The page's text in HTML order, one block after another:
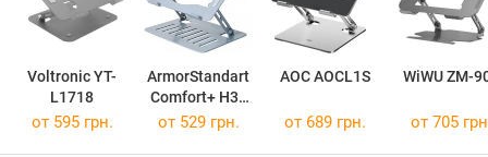
Voltronic YT-
L1718
ArmorStandart
Comfort+ H32
Aluminum
AOC AOCL1S WiWU ZM-
от 595 грн. от 529 грн. от 689 грн. от 705